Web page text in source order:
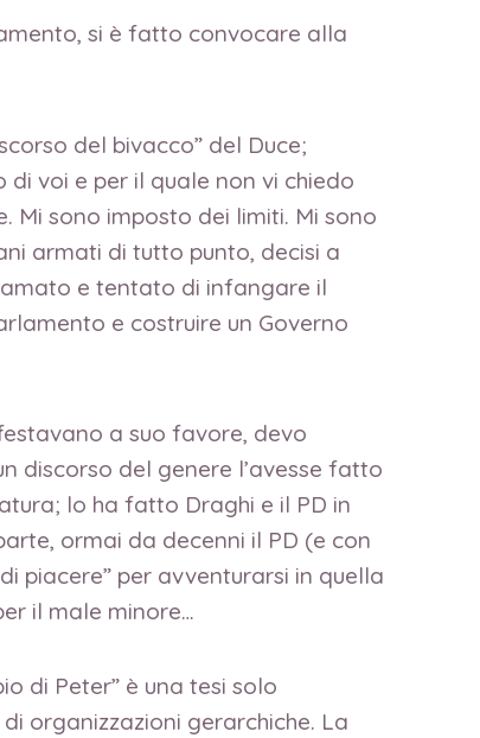
si è fatto convocare alla
del bivacco” del Duce;
voi e per il quale non vi chiedo
Mi sono imposto dei limiti. Mi sono
armati di tutto punto, decisi a
e tentato di infangare il
e costruire un Governo
a suo favore, devo
discorso del genere l’avesse fatto
lo ha fatto Draghi e il PD in
ormai da decenni il PD (e con
piacere” per avventurarsi in quella
il male minore…
di Peter” è una tesi solo
organizzazioni gerarchiche. La